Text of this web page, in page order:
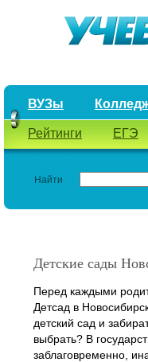
ВУЗы
Рейтинги ЕГЭ
Найти
Детские сады
Перед каждыми
Детсад в
детский сад и
выбрать? В
заблаговременно,